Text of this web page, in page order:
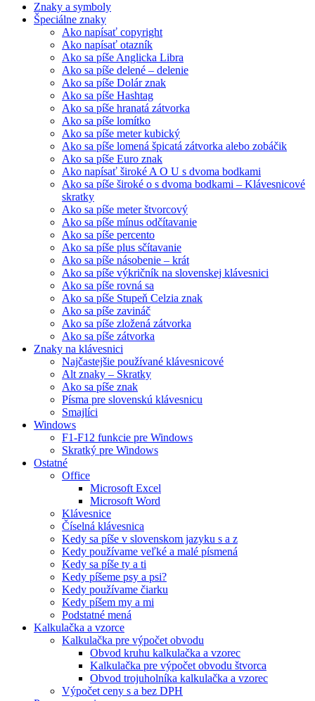
Znaky a symboly
Špeciálne znaky
Ako napísať copyright
Ako napísať otazník
Ako sa píše Anglicka Libra
Ako sa píše delené – delenie
Ako sa píše Dolár znak
Ako sa píše Hashtag
Ako sa píše hranatá zátvorka
Ako sa píše lomítko
Ako sa píše meter kubický
Ako sa píše lomená špicatá zátvorka alebo zobáčik
Ako sa píše Euro znak
Ako napísať široké A O U s dvoma bodkami
Ako sa píše široké o s dvoma bodkami – Klávesnicové
skratky
Ako sa píše meter štvorcový
Ako sa píše mínus odčítavanie
Ako sa píše percento
Ako sa píše plus sčítavanie
Ako sa píše násobenie – krát
Ako sa píše výkričník na slovenskej klávesnici
Ako sa píše rovná sa
Ako sa píše Stupeň Celzia znak
Ako sa píše zavináč
Ako sa píše zložená zátvorka
Ako sa píše zátvorka
Znaky na klávesnici
Najčastejšie používané klávesnicové
Alt znaky – Skratky
Ako sa píše znak
Písma pre slovenskú klávesnicu
Smajlíci
Windows
F1-F12 funkcie pre Windows
Skratký pre Windows
Ostatné
Office
Microsoft Excel
Microsoft Word
Klávesnice
Číselná klávesnica
Kedy sa píše v slovenskom jazyku s a z
Kedy používame veľké a malé písmená
Kedy sa píše ty a ti
Kedy píšeme psy a psi?
Kedy používame čiarku
Kedy píšem my a mi
Podstatné mená
Kalkulačka a vzorce
Kalkulačka pre výpočet obvodu
Obvod kruhu kalkulačka a vzorec
Kalkulačka pre výpočet obvodu štvorca
Obvod trojuholníka kalkulačka a vzorec
Výpočet ceny s a bez DPH